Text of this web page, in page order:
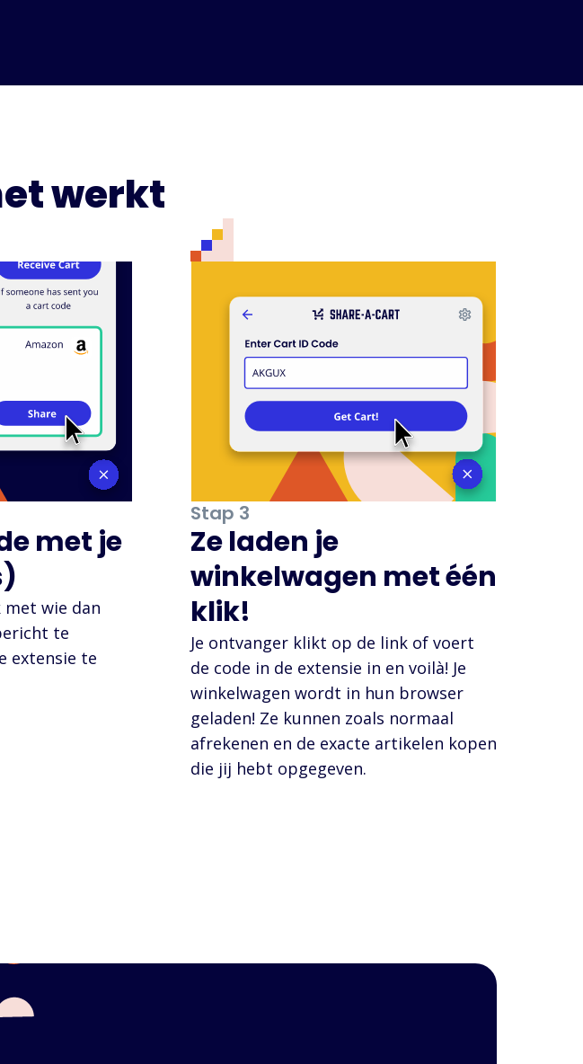
werkt
met je
met wie dan
te
extensie te
Stap 3
Ze laden je
winkelwagen met één
klik!
Je ontvanger klikt op de link of voert
de code in de extensie in en voilà! Je
winkelwagen wordt in hun browser
geladen! Ze kunnen zoals normaal
afrekenen en de exacte artikelen kopen
die jij hebt opgegeven.